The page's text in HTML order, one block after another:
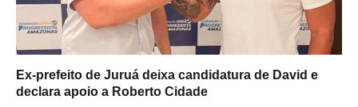
Ex-prefeito de Juruá deixa candidatura de David e
declara apoio a Roberto Cidade